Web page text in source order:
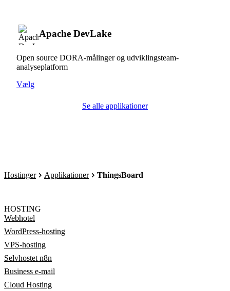
Apache DevLake
Open source DORA-målinger og udviklingsteam-
analyseplatform
Vælg
Se alle applikationer
Hostinger Applikationer ThingsBoard
HOSTING
Webhotel
WordPress-hosting
VPS-hosting
Selvhostet n8n
Business e-mail
Cloud Hosting